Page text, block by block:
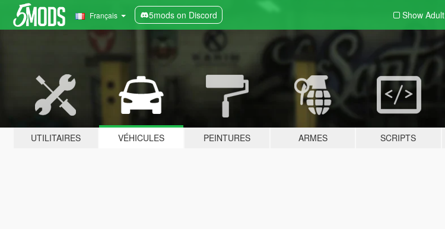
Français 5mods on Discord Show Adult
UTILITAIRES VÉHICULES PEINTURES ARMES SCRIPTS